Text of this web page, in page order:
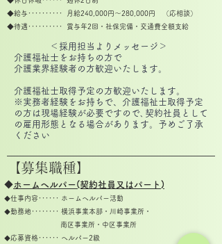
◆給与･･････････ 月給240,000円～280, 000円 （応相談）
◆待遇･･････････ 賞与年2回・社保完備・交通費全額支給
＜採用担当よりメッセージ＞
介護福祉士をお持ちの方で
介護業界経験者の方歓迎いたします。
介護福祉士取得予定の方歓迎いたします。
※実務者経験をお持ちで、介護福祉士取得予定
の方は現場経験が必要ですので､契約社員として
の雇用形態となる場合があります。 予めご了承
ください
​【募集職種】
◆ホームヘルパー(契約社員又はパート)
◆仕事内容･･････ ホームヘルパー活動
◆勤務地････････ 横浜事業本部・川崎事業所・
南区事業所・中区事業所
◆応募資格･･････ ヘルパー2級